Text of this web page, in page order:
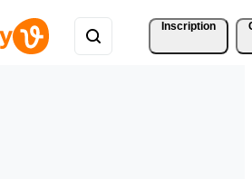
Inscription